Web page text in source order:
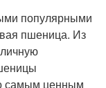
популярными
пшеница. Из
самым ценным